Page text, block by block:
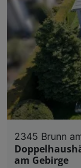
2345 Brunn
am Gebirge